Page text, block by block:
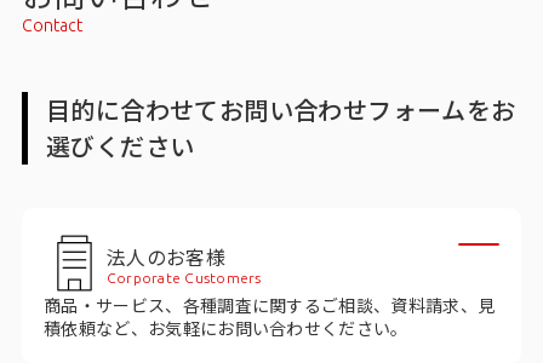
トップ
サービストップ
マーケティングリサーチ
Contact
目的に合わせてお問い合わせフォームをお
選びください
法人のお客様
Corporate Customers
商品・サービス、各種調査に関するご相談、資料請求、見
積依頼など、お気軽にお問い合わせください。